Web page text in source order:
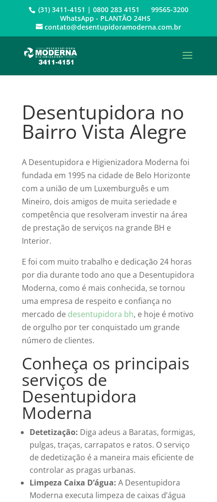
(31) 3411-4151 | 0800 283 4151 99565-3200
WhatsApp - PLANTÃO 24HS
contato@desentupidoramoderna.com.br
Desentupidora no
Bairro Vista Alegre
A Desentupidora e Higienizadora Moderna foi
fundada em 1995 na cidade de Belo Horizonte
com a união de um Luxemburguês e um
Mineiro, dois amigos de muita seriedade e
competência que resolveram investir na área
de prestação de serviços na grande BH e
Interior.
E foi com muito trabalho e dedicação 24 horas
por dia durante todo ano que a Desentupidora
Moderna, como é mais conhecida, se tornou
uma empresa de respeito e confiança no
mercado de desentupidora bh, e hoje é motivo
de orgulho por ter conquistado um grande
número de clientes.
Conheça os principais
serviços de
Desentupidora
Moderna
Detetização: Diga adeus a Baratas, formigas,
pulgas, traças, carrapatos e ratos. O serviço
de dedetização é a maneira mais eficiente de
controlar as pragas urbanas.
Limpeza Caixa D’água: A Desentupidora
Moderna executa limpeza de caixas d’água